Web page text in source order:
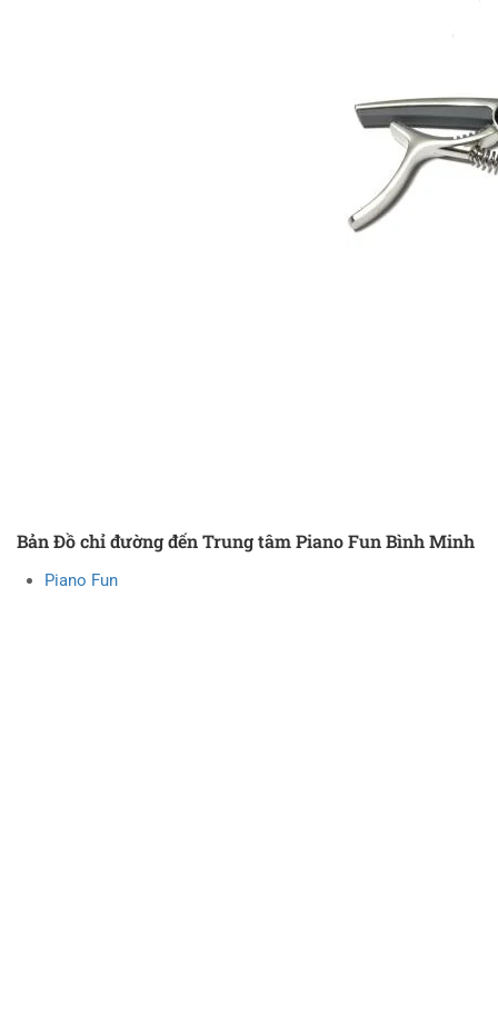
Bản Đồ chỉ đường đến Trung tâm Piano Fun Bình Minh
Piano Fun